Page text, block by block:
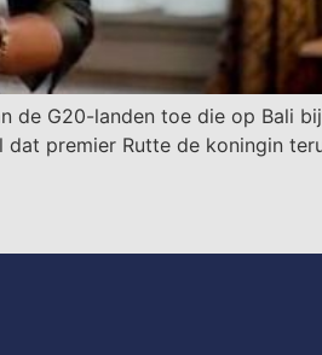
de G20-landen toe die op Bali
premier Rutte de koningin